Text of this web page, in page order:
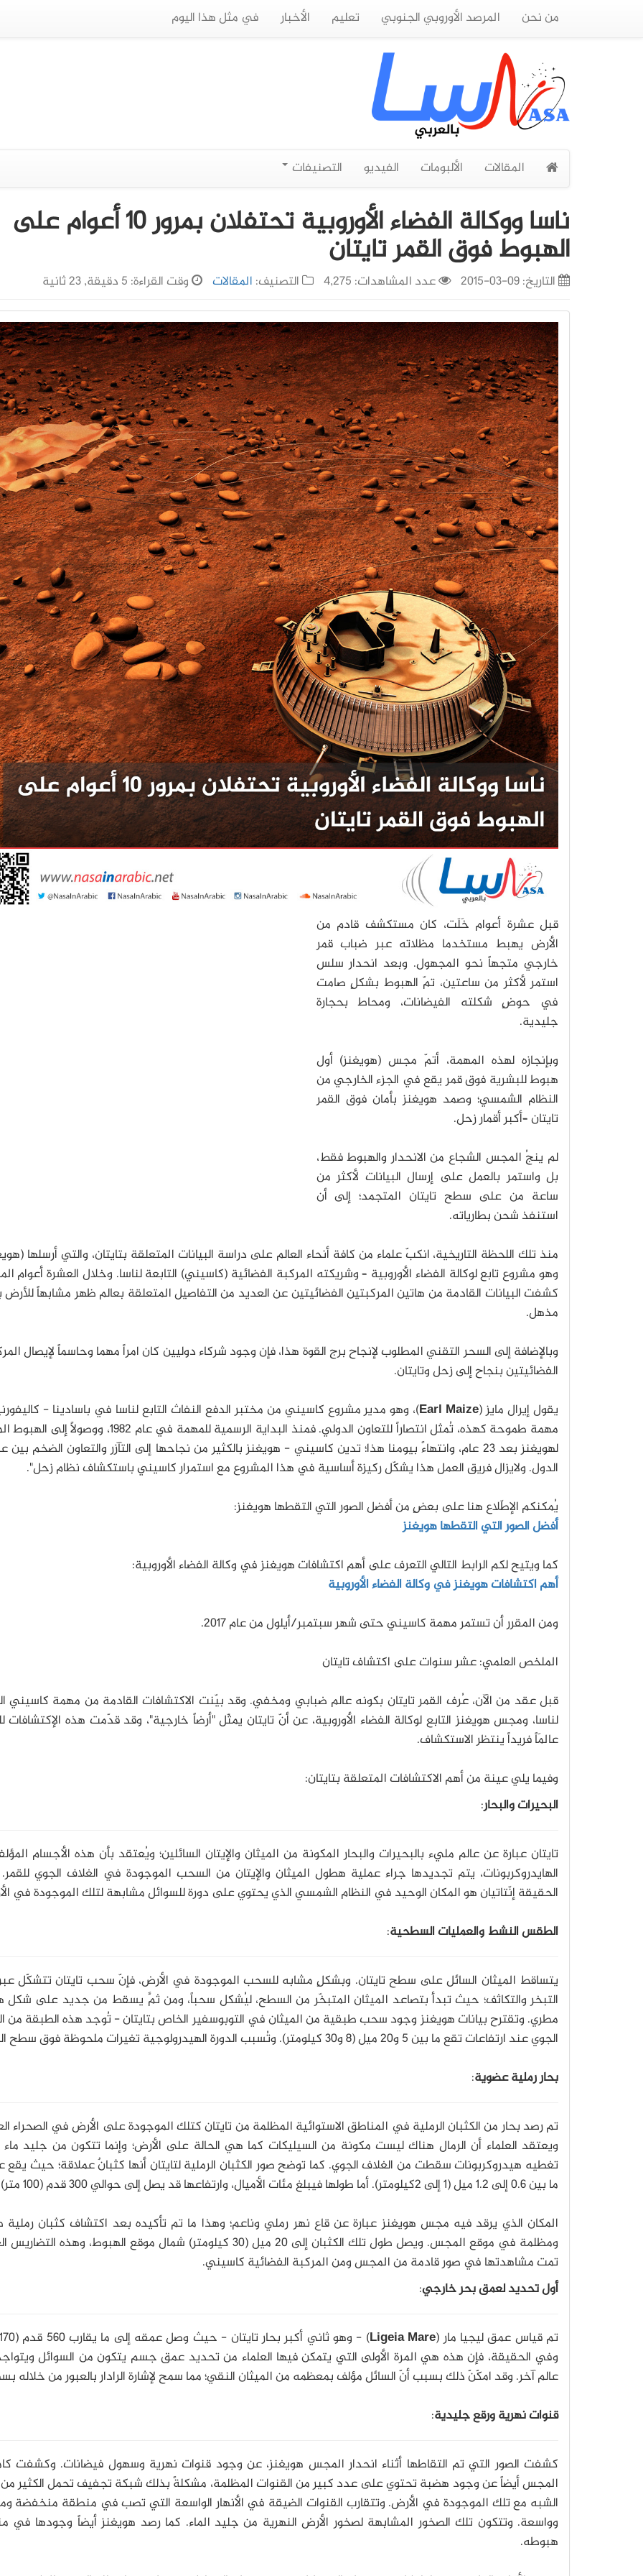
من نحن المرصد الأوروبي الجنوبي تعليم الأخبار في مثل هذا اليوم
المقالات الألبومات الفيديو التصنيفات
ناسا ووكالة الفضاء الأوروبية تحتفلان بمرور 10 أعوام على
الهبوط فوق القمر تايتان
التاريخ:09-03-2015 عدد المشاهدات: 4,275 التصنيف: المقالات وقت القراءة: 5 دقيقة, 23 ثانية
قبل عشرة أعوام خَلَت، كان مستكشف قادم من
الأرض يهبط مستخدما مظلاته عبر ضباب قمر
خارجي متجهاً نحو المجهول. وبعد انحدار سلس
استمر لأكثر من ساعتين، تمّ الهبوط بشكلٍ صامت
في حوضٍ شكلته الفيضانات، ومحاط بحجارة
جليدية.
وبإنجازه لهذه المهمة، أتمّ مجس (هويغنز) أول
هبوط للبشرية فوق قمر يقع في الجزء الخارجي من
النظام الشمسي؛ وصمد هويغنز بأمان فوق القمر
تايتان –أكبر أقمار زحل.
لم ينجُ المجس الشجاع من الانحدار والهبوط فقط،
بل واستمر بالعمل على إرسال البيانات لأكثر من
ساعة من على سطح تايتان المتجمد؛ إلى أن
استنفذ شحن بطارياته.
منذ تلك اللحظة التاريخية، انكبّ علماء من كافة أنحاء العالم على دراسة البيانات المتعلقة بتايتان، والتي أرسلها
وهو مشروع تابع لوكالة الفضاء الأوروبية – وشريكته المركبة الفضائية (كاسيني) التابعة لناسا. وخلال العشرة أعوام
كشفت البيانات القادمة من هاتين المركبتين الفضائيتين عن العديد من التفاصيل المتعلقة بعالم ظهر مشابهاً
مذهل.
وبالإضافة إلى السحر التقني المطلوب لإنجاح برج القوة هذا، فإن وجود شركاء دوليين كان امراً مهما وحاسماً لإيصال
الفضائيتين بنجاح إلى زحل وتايتان.
يقول إيرال مايز (Earl Maize)، وهو مدير مشروع كاسيني من مختبر الدفع النفاث التابع لناسا في باسادينا -
مهمة طموحة كهذه، تُمثل انتصاراً للتعاون الدولي. فمنذ البداية الرسمية للمهمة في عام
لهويغنز بعد 23 عام، وانتهاءً بيومنا هذا؛ تدين كاسيني - هويغنز بالكثير من نجاحها إلى التآزر والتعاون الضخم
الدول. ولايزال فريق العمل هذا يشكّل ركيزة أساسية في هذا المشروع مع استمرار كاسيني باستكشاف نظام زحل".
يُمكنكم الإطّلاع هنا على بعضٍ من أفضل الصور التي التقطها هويغنز:
أفضل الصور التي التقطها هويغنز
كما ويتيح لكم الرابط التالي التعرف على أهم اكتشافات هويغنز في وكالة الفضاء الأوروبية:
أهم اكتشافات هويغنز في وكالة الفضاء الأوروبية
ومن المقرر أن تستمر مهمة كاسيني حتى شهر سبتمبر/أيلول من عام 2017.
الملخص العلمي: عشر سنوات على اكتشاف تايتان
قبل عقد من الآن، عُرف القمر تايتان بكونه عالم ضبابي ومخفي. وقد بيّنت الاكتشافات القادمة من مهمة كاسيني
لناسا، ومجس هويغنز التابع لوكالة الفضاء الأوروبية، عن أنّ تايتان يمثّل "أرضاً خارجية"، وقد قدّمت هذه الإكتشافات
عالَماً فريداً ينتظر الاستكشاف.
وفيما يلي عينة من أهم الاكتشافات المتعلقة بتايتان:
البحيرات والبحار:
تايتان عبارة عن عالم مليء بالبحيرات والبحار المكونة من الميثان والإيتان السائلين؛ ويُعتقد بأن هذه الأجسام
الهايدروكربونات، يتم تجديدها جراء عملية هطول الميثان والإيتان من السحب الموجودة في الغلاف الجوي
الحقيقة إنّتاتيان هو المكان الوحيد في النظام الشمسي الذي يحتوي على دورة للسوائل مشابهة لتلك الموجودة في
الطقس النشط والعمليات السطحية:
يتساقط الميثان السائل على سطح تايتان. وبشكلٍ مشابه للسحب الموجودة في الأرض، فإنّ سحب تايتان تتشكّل
التبخر والتكاثف؛ حيث تبدأ بتصاعد الميثان المتبخّر من السطح، ليُشكل سحباً، ومن ثمَّ يسقط من جديد على
مطري. وتقترح بيانات هويغنز وجود سحب طبقية من الميثان في التوبوسفير الخاص بتايتان - تُوجد هذه الطبقة من
الجوي عند ارتفاعات تقع ما بين 5 و20 ميل (8 و30 كيلومتر). وتُسبب الدورة الهيدرولوجية تغيرات ملحوظة فوق سطح القمر.
بحار رملية عضوية:
تم رصد بحار من الكثبان الرملية في المناطق الاستوائية المظلمة من تايتان كتلك الموجودة على الأرض في الصحراء
ويعتقد العلماء أن الرمال هناك ليست مكونة من السيليكات كما هي الحالة على الأرض؛ وإنما تتكون من جليد
تغطيه هيدروكربونات سقطت من الغلاف الجوي. كما توضح صور الكثبان الرملية لتايتان أنها كثبانٌ عملاقة؛ حيث يقع
ما بين 0.6 إلى 1.2 ميل (1 إلى 2كيلومتر). أما طولها فيبلغ مئات الأميال، وارتفاعها قد يصل إلى حوالي 300 قدم (100 متر).
المكان الذي يرقد فيه مجس هويغنز عبارة عن قاع نهر رملي وناعم؛ وهذا ما تم تأكيده بعد اكتشاف كثبان رملية
ومظلمة في موقع المجس. ويصل طول تلك الكثبان إلى 20 ميل (30 كيلومتر) شمال موقع الهبوط، وهذه
تمت مشاهدتها في صور قادمة من المجس ومن المركبة الفضائية كاسيني.
أول تحديد لعمق بحر خارجي:
تم قياس عمق ليجيا مار (Ligeia Mare
وفي الحقيقة، فإن هذه هي المرة الأولى التي يتمكن فيها العلماء من تحديد عمق جسم يتكون من السوائل
عالم آخر. وقد امكّنّ ذلك بسبب أنّ السائل مؤلف بمعظمه من الميثان النقي؛ مما سمح لإشارة الرادار بالعبور من خلاله
قنوات نهرية ورقع جليدية:
كشفت الصور التي تم التقاطها أثناء انحدار المجس هويغنز، عن وجود قنوات نهرية وسهول فيضانات. وكشفت
المجس أيضاً عن وجود هضبة تحتوي على عدد كبير من القنوات المظلمة، مشكلةً بذلك شبكة تجفيف تحمل الكثير
الشبه مع تلك الموجودة في الأرض. وتتقارب القنوات الضيقة في الأنهار الواسعة التي تصب في منطقة منخفضة
وواسعة. وتتكون تلك الصخور المشابهة لصخور الأرض النهرية من جليد الماء. كما رصد هويغنز أيضاً وجودها في
هبوطه.